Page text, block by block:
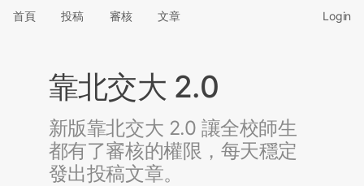
首頁 投稿 審核 文章 Login
靠北交大 2.0
新版靠北交大 2.0 讓全校師生
都有了審核的權限，每天穩定
發出投稿文章。